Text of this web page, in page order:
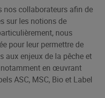
nos collaborateurs afin de
sur les notions de
nous
pour leur permettre de
aux enjeux de la pêche et
notamment en œuvrant
ASC, MSC, Bio et Label